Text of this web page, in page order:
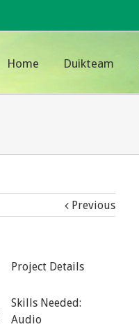
Home Duikteam
Previous
Project Details
Skills Needed:
Audio